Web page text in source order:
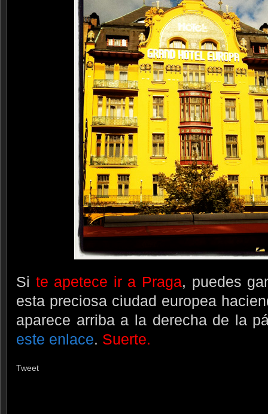
Si te apetece ir a Praga, puedes
esta preciosa ciudad europea
aparece arriba a la derecha de la
este enlace. Suerte.
Tweet